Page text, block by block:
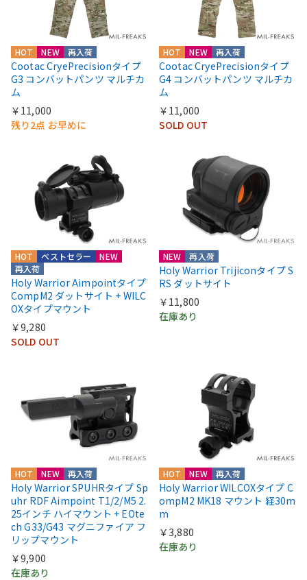
HOT NEW 再入荷
Cootac CryePrecisionタイプ
G3 コンバットパンツ マルチカ
ム
￥11,000
残り2点 お早めに
HOT NEW 再入荷
Cootac CryePrecisionタイプ
G4 コンバットパンツ マルチカ
ム
￥11,000
SOLD OUT
HOT
NEW
再入荷
ベストセラー
Holy Warrior Aimpointタイプ
CompM2 ダットサイト + WILC
OXタイプマウント
￥9,280
SOLD OUT
NEW 再入荷
Holy Warrior Trijiconタイプ S
RS ダットサイト
￥11,800
在庫あり
HOT NEW 再入荷
Holy Warrior SPUHRタイプ Sp
uhr RDF Aimpoint T1/2/M5 2.
25インチ ハイマウント + EOte
ch G33/G43 マグニファイア フ
リップマウント
￥9,900
在庫あり
HOT NEW 再入荷
Holy Warrior WILCOXタイプ C
ompM2 MK18 マウント 経30m
m
￥3,880
在庫あり